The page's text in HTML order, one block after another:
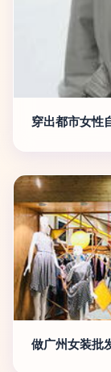
穿出都市女性
做广州女装批